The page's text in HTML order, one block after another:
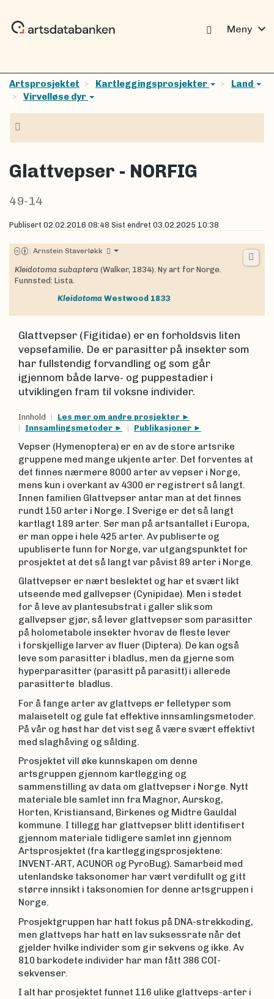
Meny expand_more
Artsprosjektet Kartleggingsprosjekter
Land
Virvelløse dyr
Glattvepser - NORFIG
49-14
Publisert 02.02.2016 08:48 Sist endret 03.02.2025 10:38
| Arnstein Staverløkk
Kleidotoma subaptera (Walker, 1834). Ny art for Norge.
Funnsted: Lista.
Kleidotoma Westwood 1833
Glattvepser (Figitidae) er en forholdsvis liten
vepsefamilie. De er parasitter på insekter som
har fullstendig forvandling og som går
igjennom både larve- og puppestadier i
utviklingen fram til voksne individer.
Innhold
Les mer om andre prosjekter
Innsamlingsmetoder
Publikasjoner
Vepser (Hymenoptera) er en av de store artsrike
gruppene med mange ukjente arter. Det forventes at
det finnes nærmere 8000 arter av vepser i Norge,
mens kun i overkant av 4300 er registrert så langt.
Innen familien Glattvepser antar man at det finnes
rundt 150 arter i Norge. I Sverige er det så langt
kartlagt 189 arter. Ser man på artsantallet i Europa,
er man oppe i hele 425 arter. Av publiserte og
upubliserte funn for Norge, var utgangspunktet for
prosjektet at det så langt var påvist 89 arter i Norge.
Glattvepser er nært beslektet og har et svært likt
utseende med gallvepser (Cynipidae). Men i stedet
for å leve av plantesubstrat i galler slik som
gallvepser gjør, så lever glattvepser som parasitter
på holometabole insekter hvorav de fleste lever
i forskjellige larver av fluer (Diptera). De kan også
leve som parasitter i bladlus, men da gjerne som
hyperparasitter (parasitt på parasitt) i allerede
parasitterte bladlus.
For å fange arter av glattveps er felletyper som
malaisetelt og gule fat effektive innsamlingsmetoder.
På vår og høst har det vist seg å være svært effektivt
med slaghåving og sålding.
Prosjektet vill øke kunnskapen om denne
artsgruppen gjennom kartlegging og
sammenstilling av data om glattvepser i Norge. Nytt
materiale ble samlet inn fra Magnor, Aurskog,
Horten, Kristiansand, Birkenes og Midtre Gauldal
kommune. I tillegg har glattvepser blitt identifisert
gjennom materiale tidligere samlet inn gjennom
Artsprosjektet (fra kartleggingsprosjektene:
INVENT-ART, ACUNOR og PyroBug). Samarbeid med
utenlandske taksonomer har vært verdifullt og gitt
større innsikt i taksonomien for denne artsgruppen i
Norge.
Prosjektgruppen har hatt fokus på DNA-strekkoding,
men glattveps har hatt en lav suksessrate når det
gjelder hvilke individer som gir sekvens og ikke. Av
810 barkodete individer har man fått 386 COI-
sekvenser.
I alt har prosjektet funnet 116 ulike glattveps-arter i